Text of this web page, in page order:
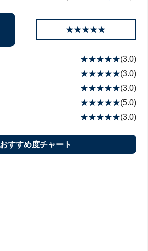
☆☆☆☆☆
★★★★★
☆☆☆☆☆
★★★★★(3.0)
☆☆☆☆☆
★★★★★(3.0)
☆☆☆☆☆
★★★★★(3.0)
☆☆☆☆☆
★★★★★(5.0)
☆☆☆☆☆
★★★★★(3.0)
おすすめ度チャート